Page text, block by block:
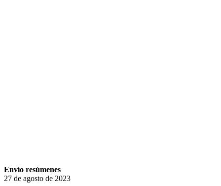
Envío resúmenes
27 de agosto de 2023